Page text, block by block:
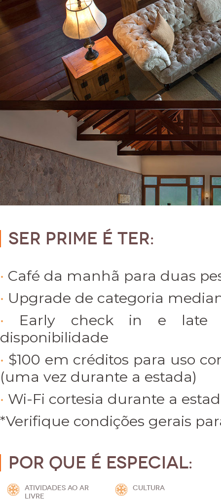
Ser PRIME é ter:
Café da manhã para duas
Upgrade de categoria
Early check in e late
disponibilidade
$100 em créditos para uso
(uma vez durante a estada)
Wi-Fi cortesia durante a
*Verifique condições gerais
Por que é especial:
ATIVIDADES AO AR
LIVRE
CULTURA